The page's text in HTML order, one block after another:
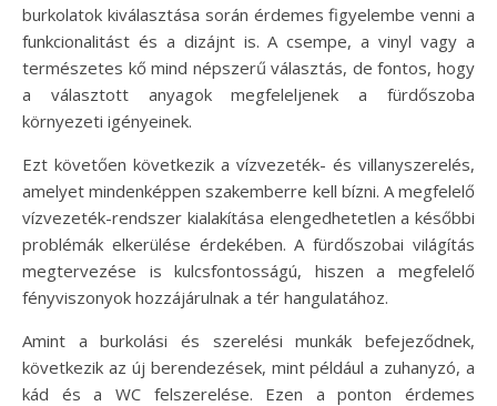
burkolatok kiválasztása során érdemes figyelembe venni a
funkcionalitást és a dizájnt is. A csempe, a vinyl vagy a
természetes kő mind népszerű választás, de fontos, hogy
a választott anyagok megfeleljenek a fürdőszoba
környezeti igényeinek.
Ezt követően következik a vízvezeték- és villanyszerelés,
amelyet mindenképpen szakemberre kell bízni. A megfelelő
vízvezeték-rendszer kialakítása elengedhetetlen a későbbi
problémák elkerülése érdekében. A fürdőszobai világítás
megtervezése is kulcsfontosságú, hiszen a megfelelő
fényviszonyok hozzájárulnak a tér hangulatához.
Amint a burkolási és szerelési munkák befejeződnek,
következik az új berendezések, mint például a zuhanyzó, a
kád és a WC felszerelése. Ezen a ponton érdemes